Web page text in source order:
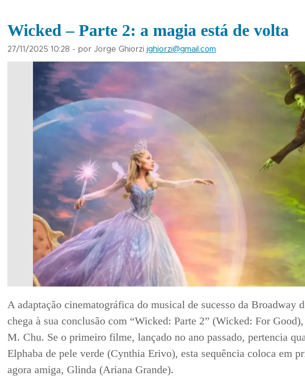
Wicked – Parte 2: a magia está de volta
27/11/2025 10:28 - por Jorge Ghiorzi jghiorzi@gmail.com
A adaptação cinematográfica do musical de sucesso da Broadway
chega à sua conclusão com “Wicked: Parte 2” (Wicked: For
M. Chu. Se o primeiro filme, lançado no ano passado, pertencia
Elphaba de pele verde (Cynthia Erivo), esta sequência coloca em
agora amiga, Glinda (Ariana Grande).